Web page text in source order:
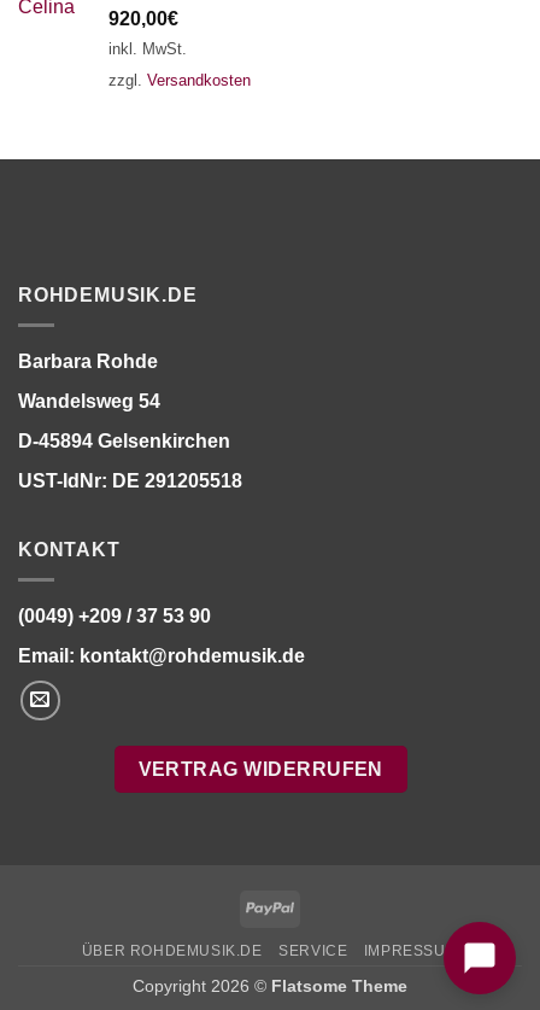
920,00€
inkl. MwSt.
zzgl. Versandkosten
ROHDEMUSIK.DE
Barbara Rohde
Wandelsweg 54
D-45894 Gelsenkirchen
UST-IdNr: DE 291205518
KONTAKT
(0049) +209 / 37 53 90
Email: kontakt@rohdemusik.de
VERTRAG WIDERRUFEN
PayPal
ÜBER ROHDEMUSIK.DE SERVICE IMPRESSUM
Copyright 2026 © Flatsome Theme